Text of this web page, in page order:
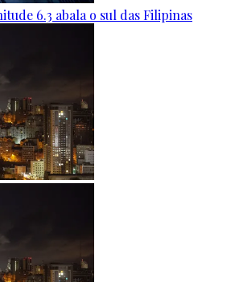
6.3 abala o sul das Filipinas